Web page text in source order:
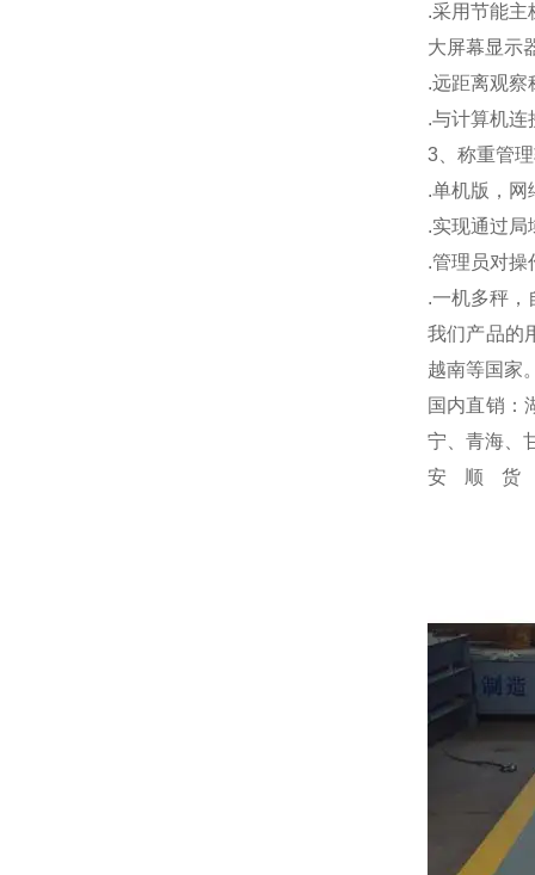
.采用节能主
大屏幕显示
.远距离观察
.与计算机连
3 、称重管
.单机版，网
.实现通过局
.管理员对操
.一机多秤，
我们产品的
越南等国家
国内直销：
宁、青海、
安顺